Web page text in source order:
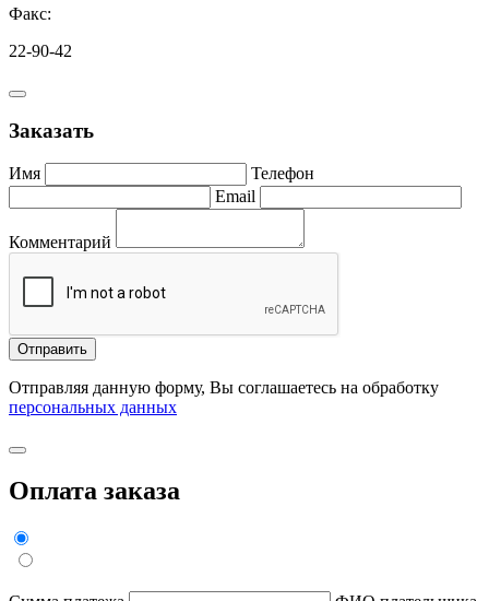
Факс:
22-90-42
Заказать
Имя
Телефон
Email
Комментарий
Отправить
Отправляя данную форму, Вы соглашаетесь на обработку
персональных данных
Оплата заказа